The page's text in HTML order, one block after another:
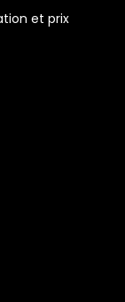
et prix